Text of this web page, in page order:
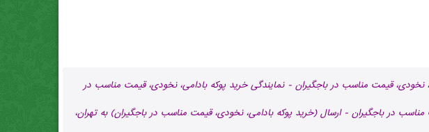
قیمت مناسب در باجگيران - نمایندگی خرید پوکه بادامی، نخودی، قیمت مناسب در
در باجگيران - ارسال (خرید پوکه بادامی، نخودی، قیمت مناسب در باجگيران) به تهران،